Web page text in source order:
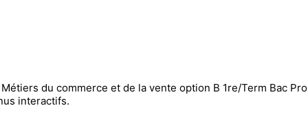
du commerce et de la vente option B 1re/Term Bac Pro
interactifs.